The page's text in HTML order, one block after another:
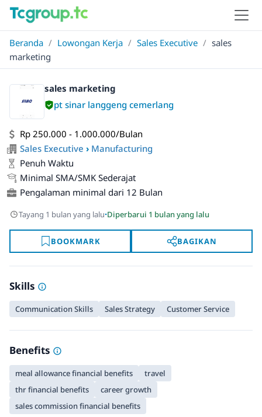
Beranda / Lowongan Kerja / Sales Executive / sales
marketing
sales marketing
pt sinar langgeng cemerlang
Rp 250.000 - 1.000.000/Bulan
Sales Executive › Manufacturing
Penuh Waktu
Minimal SMA/SMK Sederajat
Pengalaman minimal dari 12 Bulan
Tayang 1 bulan yang lalu·Diperbarui 1 bulan yang lalu
BOOKMARK BAGIKAN
Skills
Communication Skills Sales Strategy Customer Service
Benefits
meal allowance financial benefits
travel
thr financial benefits
career growth
sales commission financial benefits